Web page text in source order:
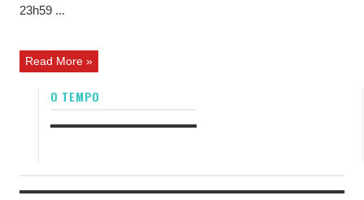
23h59 ...
Read More »
O TEMPO